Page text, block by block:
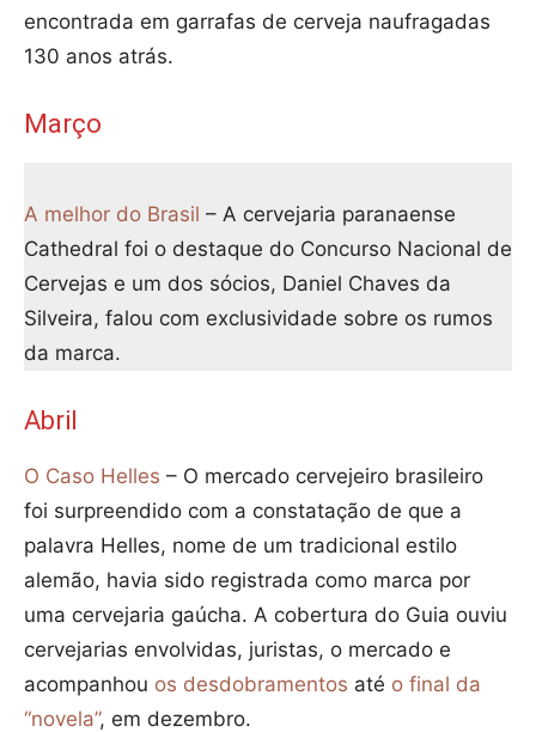
encontrada em garrafas de cerveja naufragadas
130 anos atrás.
Março
A melhor do Brasil – A cervejaria paranaense
Cathedral foi o destaque do Concurso Nacional de
Cervejas e um dos sócios, Daniel Chaves da
Silveira, falou com exclusividade sobre os rumos
da marca.
Abril
O Caso Helles – O mercado cervejeiro brasileiro
foi surpreendido com a constatação de que a
palavra Helles, nome de um tradicional estilo
alemão, havia sido registrada como marca por
uma cervejaria gaúcha. A cobertura do Guia ouviu
cervejarias envolvidas, juristas, o mercado e
acompanhou os desdobramentos até o final da
“novela”, em dezembro.